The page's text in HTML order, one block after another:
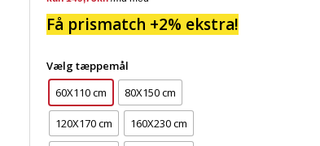
Få prismatch +2% ekstra!
Vælg tæppemål
60X110 cm
80X150 cm
120X170 cm 160X230 cm